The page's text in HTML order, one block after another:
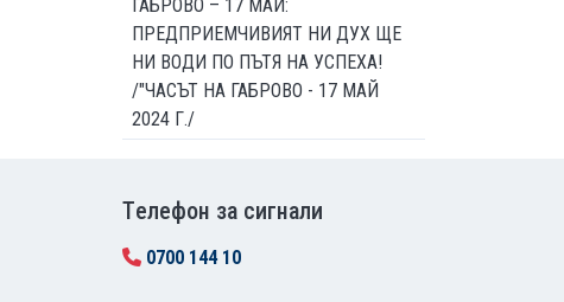
ГАБРОВО – 17 МАЙ:
ПРЕДПРИЕМЧИВИЯТ НИ ДУХ ЩЕ
НИ ВОДИ ПО ПЪТЯ НА УСПЕХА!
/"ЧАСЪТ НА ГАБРОВО - 17 МАЙ
2024 Г./
Tелефон за сигнали
0700 144 10